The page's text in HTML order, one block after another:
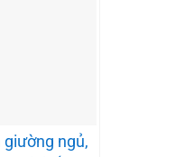
giường ngủ,